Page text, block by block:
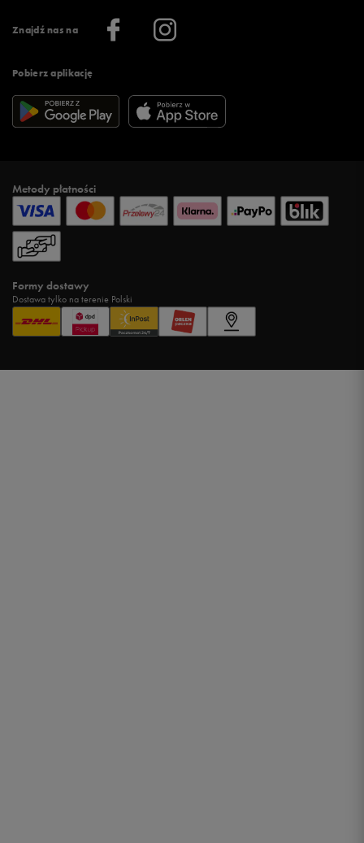
Znajdź nas na
Pobierz aplikację
Więcej regulaminów >
Informacje o firmie
Metody płatności
Formy dostawy
Dostawa tylko na terenie Polski